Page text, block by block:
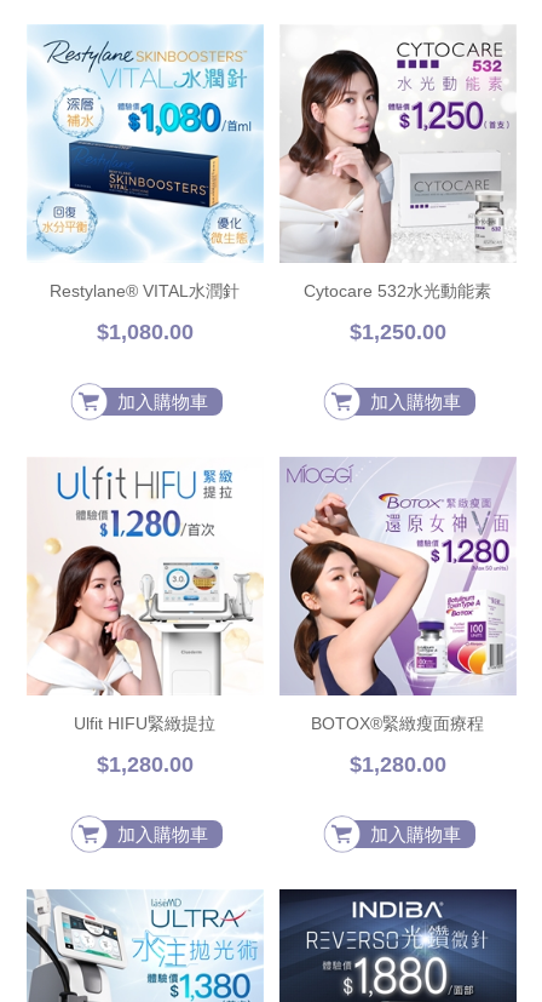
Restylane® VITAL水潤針
$1,080.00
加入購物車
Cytocare 532水光動能素
$1,250.00
加入購物車
Ulfit HIFU緊緻提拉
$1,280.00
加入購物車
BOTOX®緊緻瘦面療程
$1,280.00
加入購物車